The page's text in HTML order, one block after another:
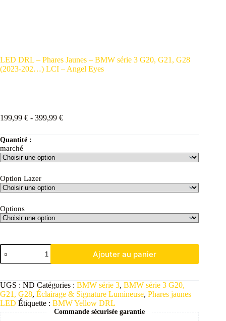
LED DRL – Phares Jaunes – BMW série 3 G20, G21, G28
(2023-202…) LCI – Angel Eyes
199,99 € - 399,99 €
Quantité :
marché
Option Lazer
Options
Ajouter au panier
UGS : ND Catégories : BMW série 3, BMW série 3 G20,
G21, G28, Éclairage & Signature Lumineuse, Phares jaunes
LED Étiquette : BMW Yellow DRL
Commande sécurisée garantie